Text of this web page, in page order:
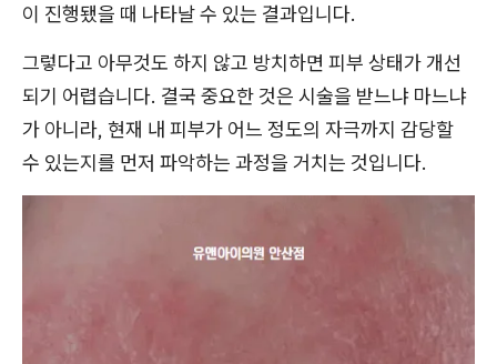
이 진행됐을 때 나타날 수 있는 결과입니다.
그렇다고 아무것도 하지 않고 방치하면 피부 상태가 개선
되기 어렵습니다. 결국 중요한 것은 시술을 받느냐 마느냐
가 아니라, 현재 내 피부가 어느 정도의 자극까지 감당할
수 있는지를 먼저 파악하는 과정을 거치는 것입니다.